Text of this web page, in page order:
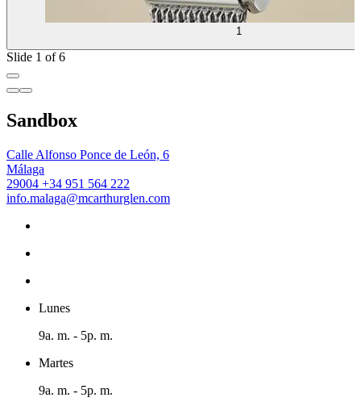
1
Slide 1 of 6
Sandbox
Calle Alfonso Ponce de León, 6
Málaga
29004 +34 951 564 222
info.malaga@mcarthurglen.com
Lunes
9a. m. - 5p. m.
Martes
9a. m. - 5p. m.